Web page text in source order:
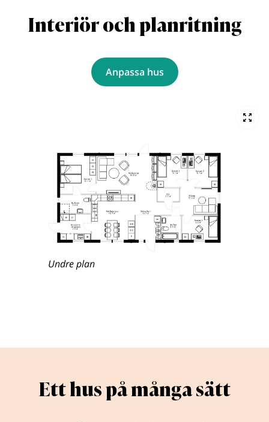
Interiör och planritning
Anpassa hus
Undre plan
Ett hus på många sätt